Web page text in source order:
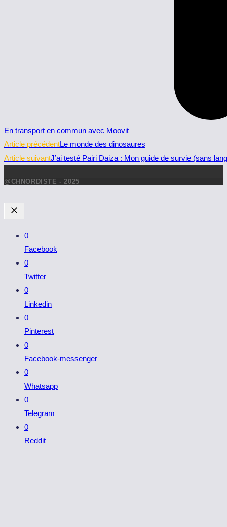
En transport en commun avec Moovit
Read
more
Article précédentLe monde des dinosaures
Article suivantJ’ai testé Pairi Daiza : Mon guide de survie (sans
@CHNORDISTE - 2025
0
Facebook
0
Twitter
0
Linkedin
0
Pinterest
0
Facebook-messenger
0
Whatsapp
0
Telegram
0
Reddit